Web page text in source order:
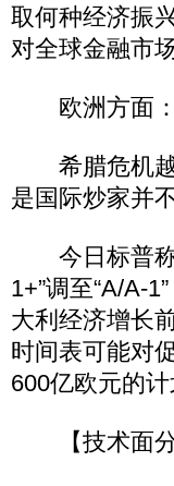
取何种经济振
对全球金融市
欧洲方面：
希腊危机越
是国际炒家并
今日标普称
1+”调至“A/A-
大利经济增长
时间表可能对
600亿欧元的计
【技术面分